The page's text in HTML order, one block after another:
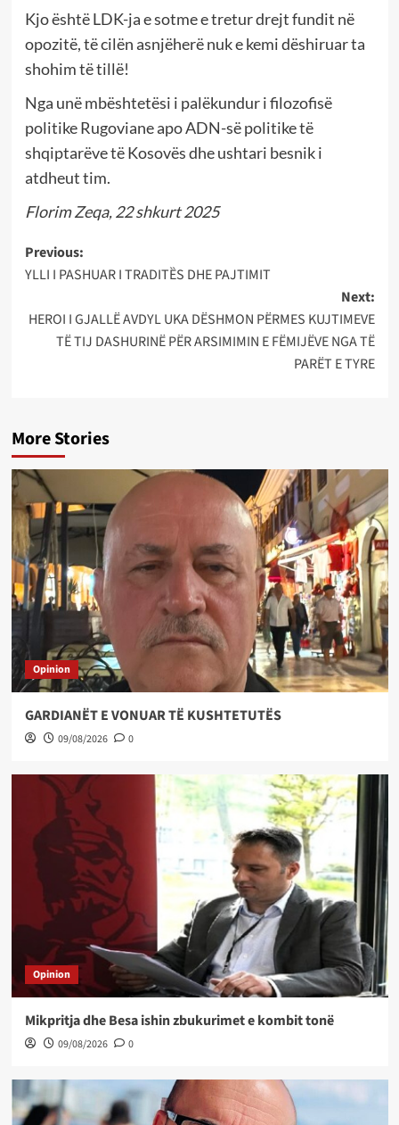
Kjo është LDK-ja e sotme e tretur drejt fundit në
opozitë, të cilën asnjëherë nuk e kemi dëshiruar ta
shohim të tillë!
Nga unë mbështetësi i palëkundur i filozofisë
politike Rugoviane apo ADN-së politike të
shqiptarëve të Kosovës dhe ushtari besnik i
atdheut tim.
Florim Zeqa, 22 shkurt 2025
Post
navigation
Previous:
YLLI I PASHUAR I TRADITȄS DHE PAJTIMIT
Next:
HEROI I GJALLË AVDYL UKA DËSHMON PËRMES KUJTIMEVE
TË TIJ DASHURINË PËR ARSIMIMIN E FËMIJËVE NGA TË
PARËT E TYRE
More Stories
Opinion
GARDIANËT E VONUAR TË KUSHTETUTËS
09/08/2026 0
Opinion
Mikpritja dhe Besa ishin zbukurimet e kombit tonë
09/08/2026 0